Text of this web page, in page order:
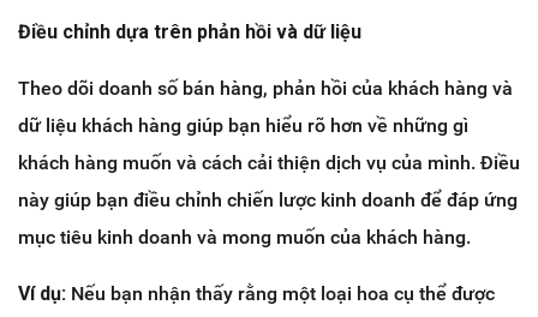
Điều chỉnh dựa trên phản hồi và dữ liệu
Theo dõi doanh số bán hàng, phản hồi của khách hàng và
dữ liệu khách hàng giúp bạn hiểu rõ hơn về những gì
khách hàng muốn và cách cải thiện dịch vụ của mình. Điều
này giúp bạn điều chỉnh chiến lược kinh doanh để đáp ứng
mục tiêu kinh doanh và mong muốn của khách hàng.
Ví dụ: Nếu bạn nhận thấy rằng một loại hoa cụ thể được